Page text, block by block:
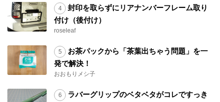
封印を取らずにリアナンバーフレーム取り
付け（後付け）
roseleaf
お茶パックから「茶葉出ちゃう問題」を一
発で解決！
おおもりメシ子
ラバーグリップのベタベタがコレですっき